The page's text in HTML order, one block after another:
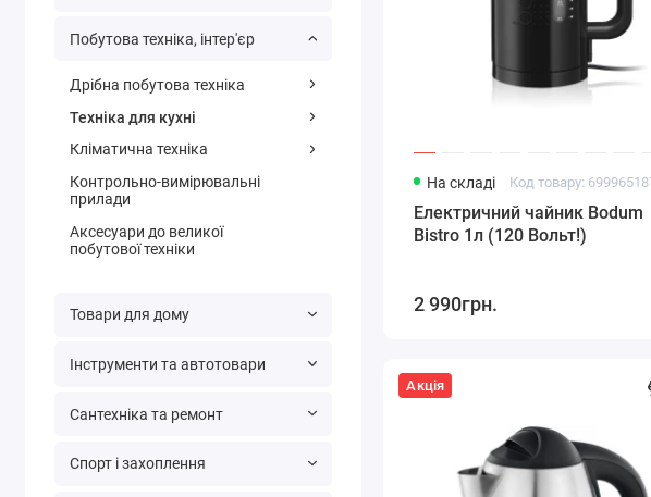
Побутова техніка, інтер'єр
Дрібна побутова техніка
Техніка для кухні
Кліматична техніка
Контрольно-вимірювальні
прилади
Аксесуари до великої
побутової техніки
Товари для дому
Інструменти та автотовари
Сантехніка та ремонт
Спорт і захоплення
На складі Код товару:
Електричний чайник Bodum
Bistro 1л (120 Вольт!)
2 990грн.
Акція